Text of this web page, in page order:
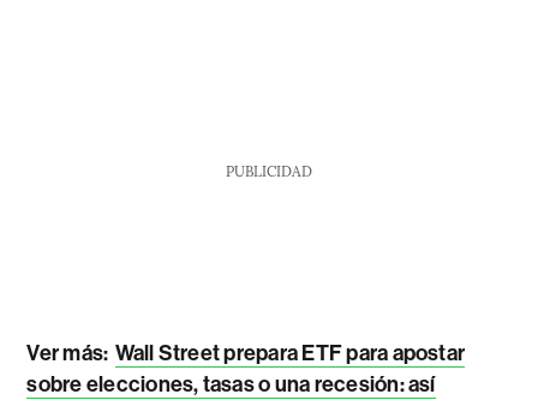
PUBLICIDAD
Ver más: Wall Street prepara ETF para apostar
sobre elecciones, tasas o una recesión: así